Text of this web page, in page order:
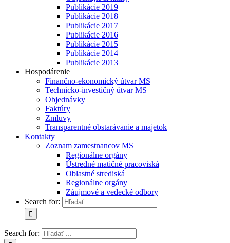
Publikácie 2019
Publikácie 2018
Publikácie 2017
Publikácie 2016
Publikácie 2015
Publikácie 2014
Publikácie 2013
Hospodárenie
Finančno-ekonomický útvar MS
Technicko-investičný útvar MS
Objednávky
Faktúry
Zmluvy
Transparentné obstarávanie a majetok
Kontakty
Zoznam zamestnancov MS
Regionálne orgány
Ústredné matičné pracoviská
Oblastné strediská
Regionálne orgány
Záujmové a vedecké odbory
Search for:
Search for: